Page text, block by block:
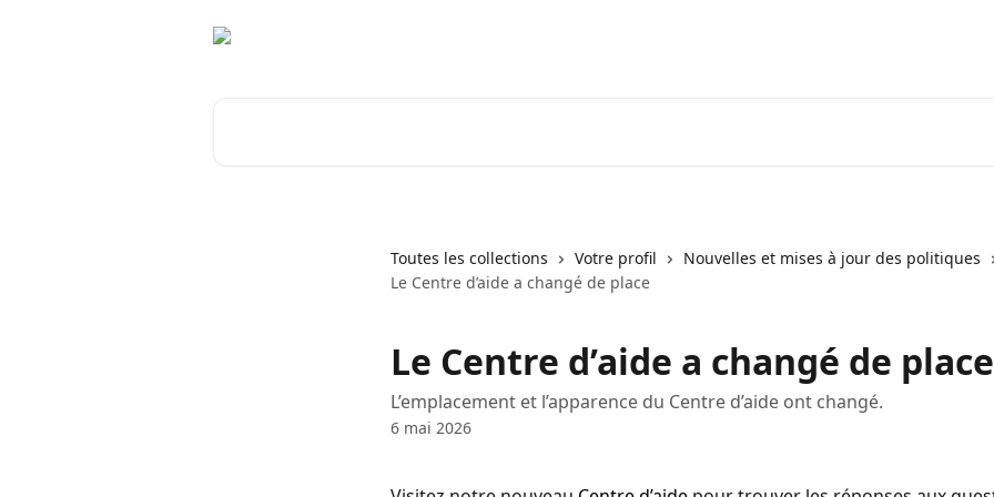
Toutes les collections Votre profil
Nouvelles et mises à jour des politiques
Le Centre d’aide a changé de place
Le Centre d’aide a changé de place
L’emplacement et l’apparence du Centre d’aide ont changé.
6 mai 2026